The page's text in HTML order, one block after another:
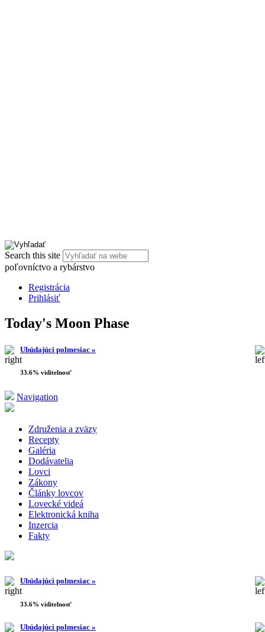
Search this site
poľovníctvo a rybárstvo
Registrácia
Prihlásiť
Today's Moon Phase
Ubúdajúci polmesiac »
33.6% viditelnosť
Navigation
Združenia a zväzy
Recepty
Galéria
Dodávatelia
Lovci
Zákony
Články lovcov
Lovecké videá
Elektronická kniha
Inzercia
Fakty
Ubúdajúci polmesiac »
33.6% viditelnosť
Ubúdajúci polmesiac »